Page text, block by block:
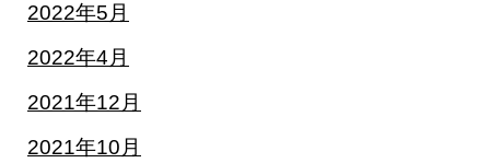
2022年5月
2022年4月
2021年12月
2021年10月